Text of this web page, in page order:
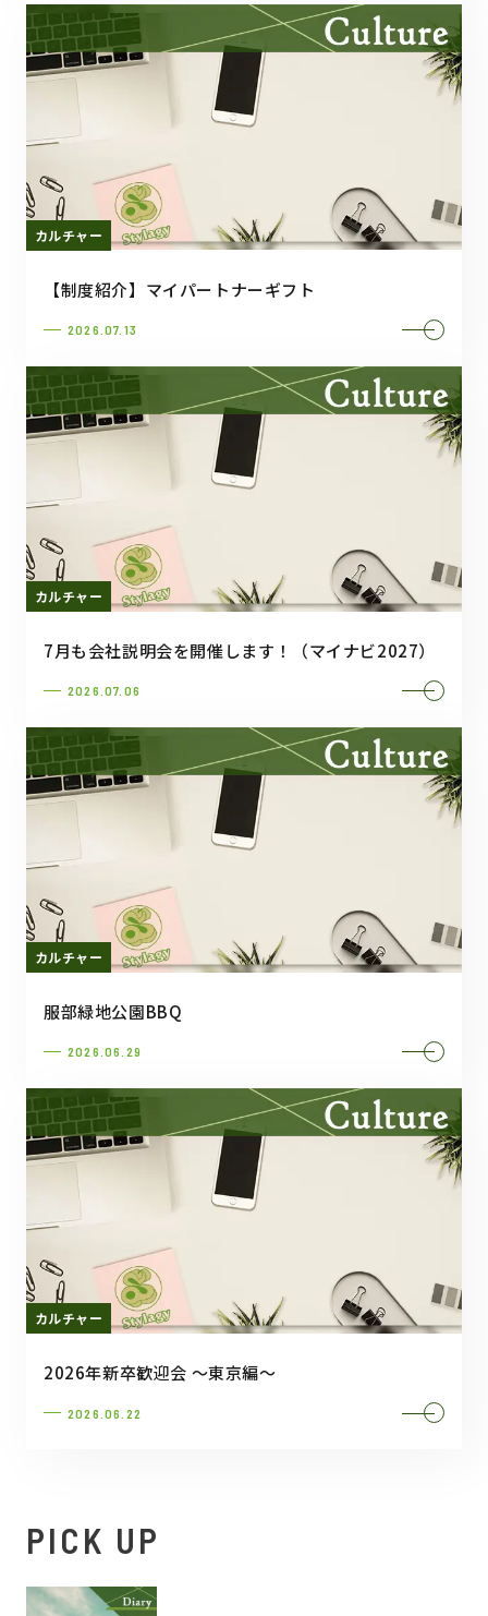
カルチャー
【制度紹介】マイパートナーギフト
2026.07.13
カルチャー
7月も会社説明会を開催します！（マイナビ2027）
2026.07.06
カルチャー
服部緑地公園BBQ
2026.06.29
カルチャー
2026年新卒歓迎会 ～東京編～
2026.06.22
PICK UP